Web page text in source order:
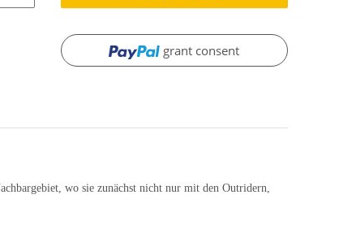
grant consent
wo sie zunächst nicht nur mit den Outridern,